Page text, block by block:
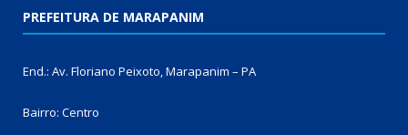
PREFEITURA DE MARAPANIM
End.: Av. Floriano Peixoto, Marapanim – PA
Bairro: Centro